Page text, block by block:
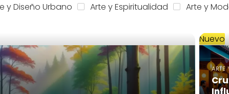
y Diseño Urbano Arte y Espiritualidad Arte y
Nuevo
ARTE